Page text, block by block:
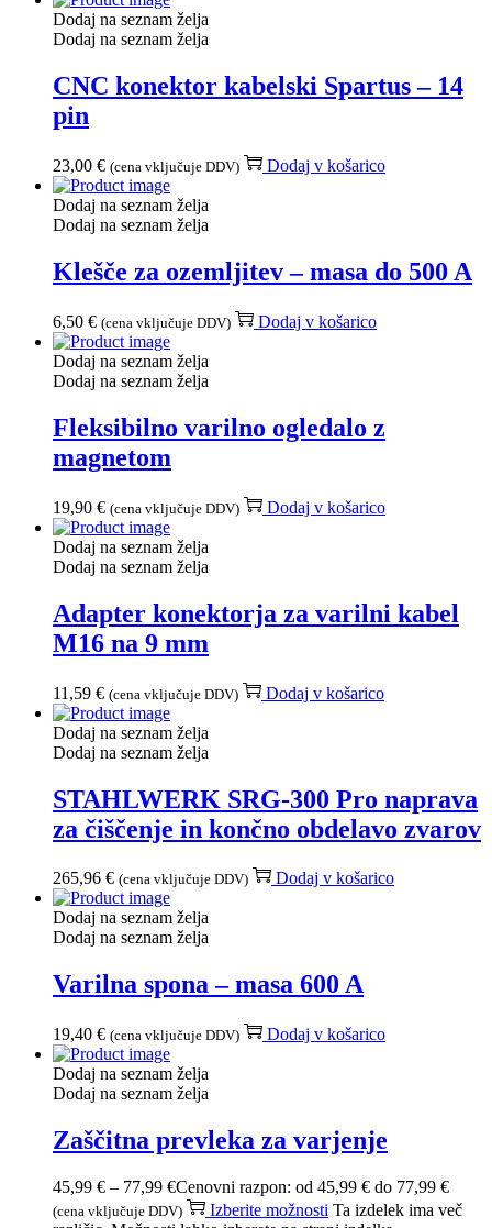
Dodaj na seznam želja
Dodaj na seznam želja
CNC konektor kabelski Spartus – 14
pin
23,00 € (cena vključuje DDV) Dodaj v košarico
Dodaj na seznam želja
Dodaj na seznam želja
Klešče za ozemljitev – masa do 500 A
6,50 € (cena vključuje DDV) Dodaj v košarico
Dodaj na seznam želja
Dodaj na seznam želja
Fleksibilno varilno ogledalo z
magnetom
19,90 € (cena vključuje DDV) Dodaj v košarico
Dodaj na seznam želja
Dodaj na seznam želja
Adapter konektorja za varilni kabel
M16 na 9 mm
11,59 € (cena vključuje DDV) Dodaj v košarico
Dodaj na seznam želja
Dodaj na seznam želja
STAHLWERK SRG-300 Pro naprava
za čiščenje in končno obdelavo zvarov
265,96 € (cena vključuje DDV) Dodaj v košarico
Dodaj na seznam želja
Dodaj na seznam želja
Varilna spona – masa 600 A
19,40 € (cena vključuje DDV) Dodaj v košarico
Dodaj na seznam želja
Dodaj na seznam želja
Zaščitna prevleka za varjenje
45,99 € – 77,99 €Cenovni razpon: od 45,99 € do 77,99 €
(cena vključuje DDV) Izberite možnosti Ta izdelek ima več